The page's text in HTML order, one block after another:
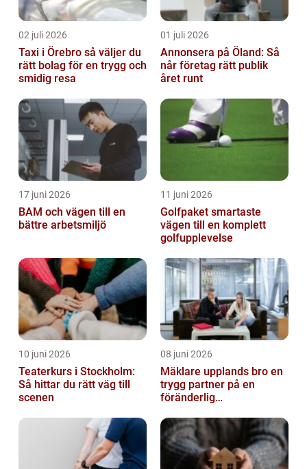
02 juli 2026
Taxi i Örebro så väljer du
rätt bolag för en trygg och
smidig resa
01 juli 2026
Annonsera på Öland: Så
når företag rätt publik
året runt
17 juni 2026
BAM och vägen till en
bättre arbetsmiljö
11 juni 2026
Golfpaket smartaste
vägen till en komplett
golfupplevelse
10 juni 2026
Teaterkurs i Stockholm:
Så hittar du rätt väg till
scenen
08 juni 2026
Mäklare upplands bro en
trygg partner på en
föränderlig